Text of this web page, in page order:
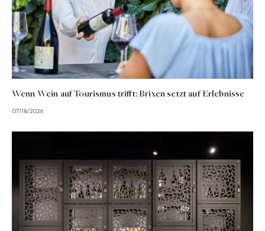
Wenn Wein auf Tourismus trifft: Brixen setzt auf Erlebnisse
07/18/2026